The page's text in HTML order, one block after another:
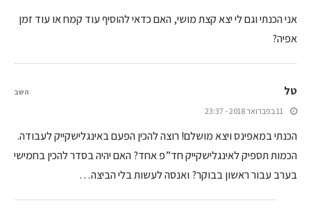
אני הכנתי וגם לי יצא קצת מושי, האם כדאי להוסיף עוד קמח או עוד זמן
אפיה?
טל
11 בפברואר 2018 - 23:37
הכנתי במאפינס ויצא מושלם! רוצה להכין הפעם באינגלישקייק לעבודה.
הכמות תספיק לאינגלישקייק חד”פ אחד? האם יהיה בסדר להכין בחמישי
בערב עבור ראשון בבוקר? ואנסה לעשות בלי הביצה…
השב